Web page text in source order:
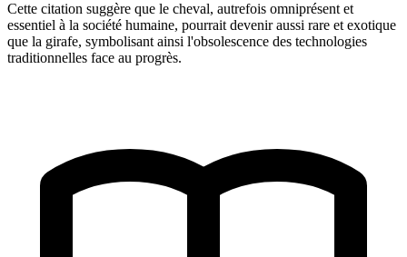
Cette citation suggère que le cheval, autrefois omniprésent et
essentiel à la société humaine, pourrait devenir aussi rare et exotique
que la girafe, symbolisant ainsi l'obsolescence des technologies
traditionnelles face au progrès.